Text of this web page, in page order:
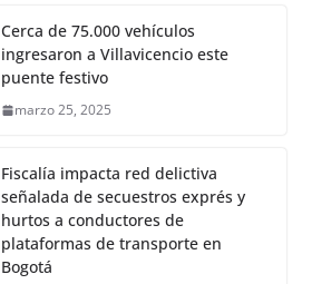
Cerca de 75.000 vehículos
ingresaron a Villavicencio este
puente festivo
marzo 25, 2025
Fiscalía impacta red delictiva
señalada de secuestros exprés y
hurtos a conductores de
plataformas de transporte en
Bogotá